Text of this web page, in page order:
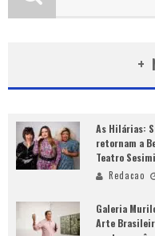
+
As Hilárias:
retornam a
Teatro
Redacao
Galeria
Arte